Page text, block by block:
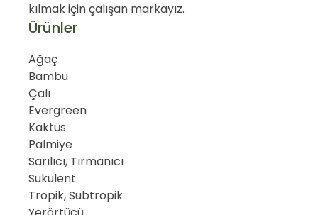
kılmak için çalışan markayız.
Ürünler
Ağaç
Bambu
Çalı
Evergreen
Kaktüs
Palmiye
Sarılıcı, Tırmanıcı
Sukulent
Tropik, Subtropik